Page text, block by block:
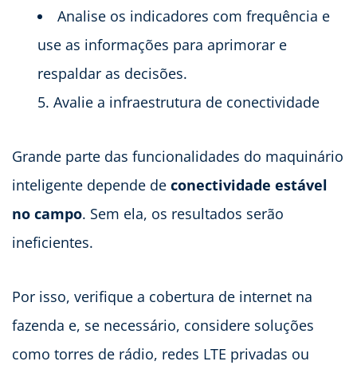
Analise os indicadores com frequência e
use as informações para aprimorar e
respaldar as decisões.
Avalie a infraestrutura de conectividade
Grande parte das funcionalidades do maquinário
inteligente depende de conectividade estável
no campo. Sem ela, os resultados serão
ineficientes.
Por isso, verifique a cobertura de internet na
fazenda e, se necessário, considere soluções
como torres de rádio, redes LTE privadas ou